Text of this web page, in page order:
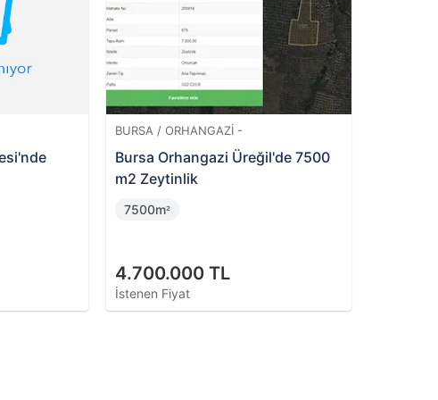
BURSA / YILDIRIM -
Bursa Yıldırım Değirmenlikızık'ta
Hisseli 4 Katlı Bina ve Arsası
1.665.000 TL
İstenen Fiyat
92m²